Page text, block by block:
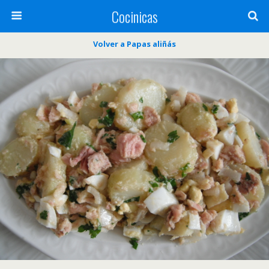
Cocinicas
Volver a Papas aliñás